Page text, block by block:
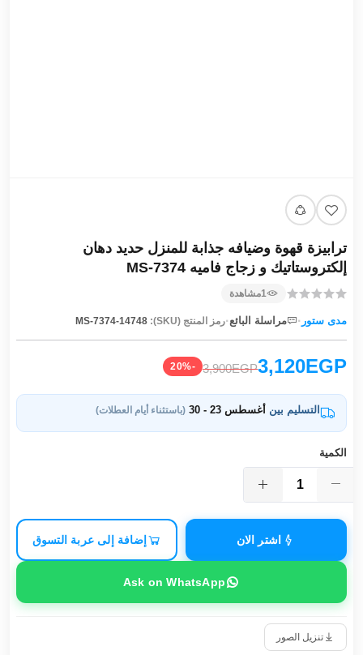
ترابيزة قهوة وضيافه جذابة للمنزل حديد دهان
إلكتروستاتيك و زجاج فاميه MS-7374
1مشاهدة
مدى ستور · مراسلة البائع·رمز المنتج (SKU): MS-7374-14748
3,120EGP
3,900EGP
-20%
التسليم بين أغسطس 23 - 30 (باستثناء أيام العطلات)
الكمية
اشتر الان إضافة إلى عربة التسوق
Ask on WhatsApp
تنزيل الصور